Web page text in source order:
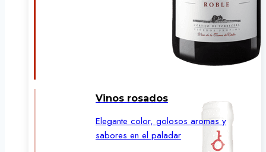
Vinos rosados
Elegante color, golosos aromas y
sabores en el paladar